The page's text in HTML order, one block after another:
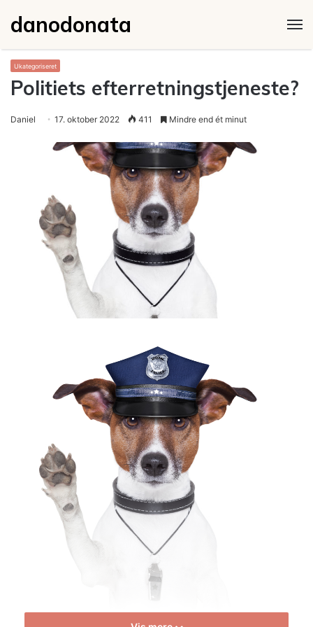
danodonata
Ukategoriseret
Politiets efterretningstjeneste?
Daniel 17. oktober 2022 411 Mindre end ét minut